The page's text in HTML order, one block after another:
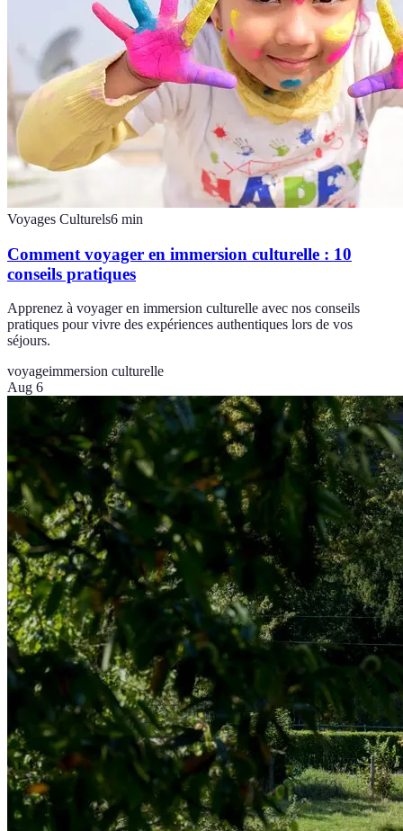
Voyages Culturels6 min
Comment voyager en immersion culturelle : 10
conseils pratiques
Apprenez à voyager en immersion culturelle avec nos conseils
pratiques pour vivre des expériences authentiques lors de vos
séjours.
voyageimmersion culturelle
Aug 6